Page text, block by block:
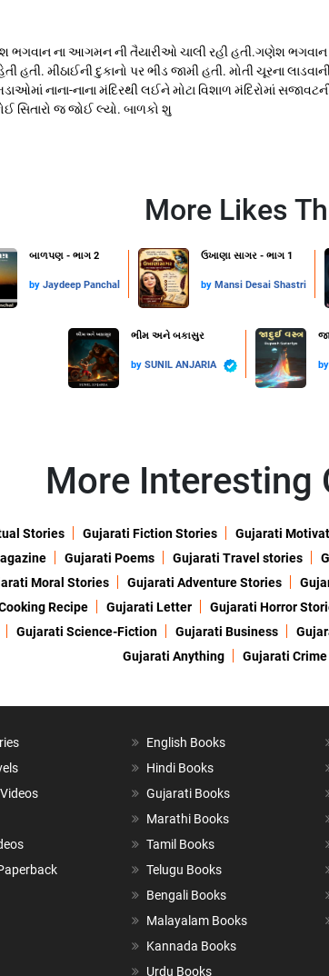
ના આગમન ની તૈયારીઓ ચાલી રહી હતી.ગણેશ ભગવાન ની
મીઠાઈની દુકાનો પર ભીડ જામી હતી. મોતી ચૂરના
નાના-નાના મંદિરથી લઈને મોટા વિશાળ મંદિરોમાં
સિતારો જ જોઈ લ્યો. બાળકો શુ
More Likes
બાળપણ - ભાગ 2
by Jaydeep Panchal
ઉખાણા સાગર - ભાગ 1
by Mansi Desai Shastri
ભીમ અને બકાસુર
by SUNIL ANJARIA by
More Interesting
Stories Gujarati Fiction Stories Gujarati
Gujarati Poems Gujarati Travel stories
Moral Stories Gujarati Adventure Stories
Recipe Gujarati Letter Gujarati Horror
Gujarati Science-Fiction Gujarati Business
Gujarati Anything
Gujarati
English Books
Hindi Books
Gujarati Books
Marathi Books
Tamil Books
Telugu Books
Bengali Books
Malayalam Books
Kannada Books
Urdu Books